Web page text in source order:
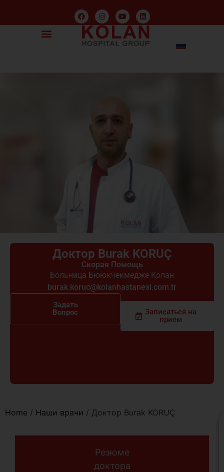
Доктор Burak KORUÇ
Скорая Помощь
Больница Бююкчекмедже Колан
burak.koruc@kolanhastanesi.com.tr
Задать
Вопрос
Записаться на
прием
Home / Наши врачи / Доктор Burak KORUÇ
Резюме
доктора